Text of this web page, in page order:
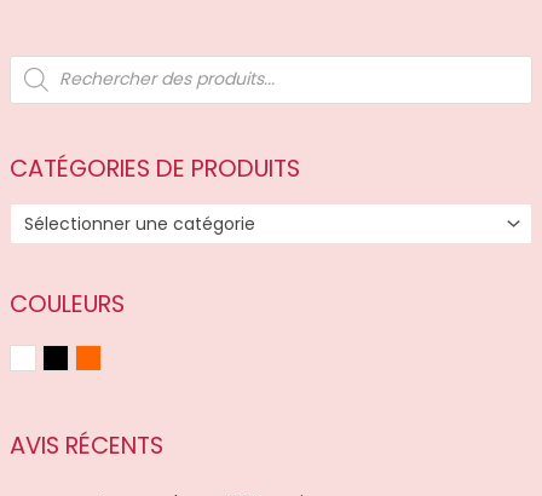
R
c
c
h
p
d
u
t
s
CATÉGORIES DE PRODUITS
Sélectionner une catégorie
COULEURS
AVIS RÉCENTS